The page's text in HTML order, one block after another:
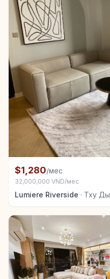
Квартира в аренду в
$1,280/мес
32,000,000 VND/мес
Lumiere Riverside · Тху Дык